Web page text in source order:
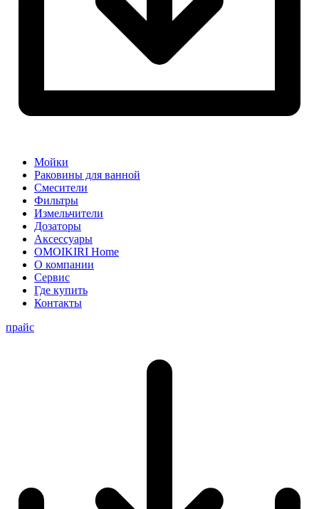
Мойки
Раковины для ванной
Смесители
Фильтры
Измельчители
Дозаторы
Аксессуары
OMOIKIRI Home
О компании
Сервис
Где купить
Контакты
прайс